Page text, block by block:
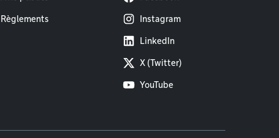
Règlements Instagram
LinkedIn
X (Twitter)
YouTube